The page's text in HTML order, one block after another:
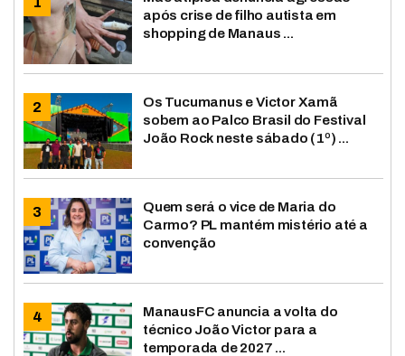
após crise de filho autista em
shopping de Manaus ...
Os Tucumanus e Victor Xamã
sobem ao Palco Brasil do Festival
João Rock neste sábado (1º) ...
Quem será o vice de Maria do
Carmo? PL mantém mistério até a
convenção
ManausFC anuncia a volta do
técnico João Victor para a
temporada de 2027 ...